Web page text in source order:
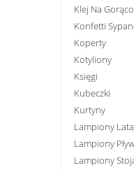
Klej Na Gorąco
Konfetti
Koperty
Kotyliony
Księgi
Kubeczki
Kurtyny
Lampiony
Lampiony
Lampiony